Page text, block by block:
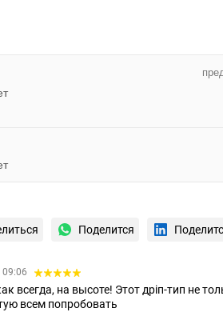
Поделится
всегда, на высоте! Этот дріп-тип не
всем попробовать